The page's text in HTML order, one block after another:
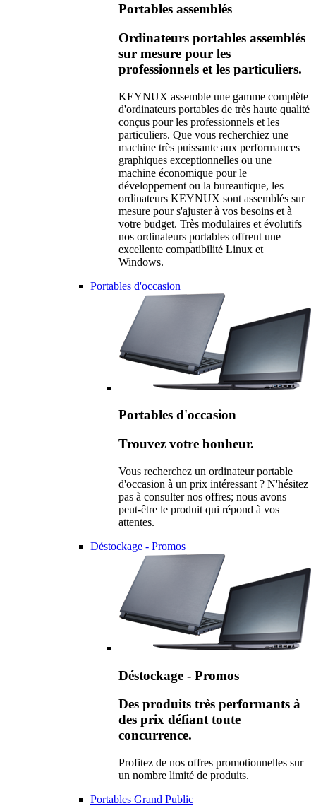
Portables assemblés
Ordinateurs portables assemblés
sur mesure pour les
professionnels et les particuliers.
KEYNUX assemble une gamme complète
d'ordinateurs portables de très haute qualité
conçus pour les professionnels et les
particuliers. Que vous recherchiez une
machine très puissante aux performances
graphiques exceptionnelles ou une
machine économique pour le
développement ou la bureautique, les
ordinateurs KEYNUX sont assemblés sur
mesure pour s'ajuster à vos besoins et à
votre budget. Très modulaires et évolutifs
nos ordinateurs portables offrent une
excellente compatibilité Linux et
Windows.
Portables d'occasion
Portables d'occasion
Trouvez votre bonheur.
Vous recherchez un ordinateur portable
d'occasion à un prix intéressant ? N'hésitez
pas à consulter nos offres; nous avons
peut-être le produit qui répond à vos
attentes.
Déstockage - Promos
Déstockage - Promos
Des produits très performants à
des prix défiant toute
concurrence.
Profitez de nos offres promotionnelles sur
un nombre limité de produits.
Portables Grand Public